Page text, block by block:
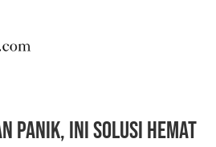
Panik, Ini Solusi Hemat